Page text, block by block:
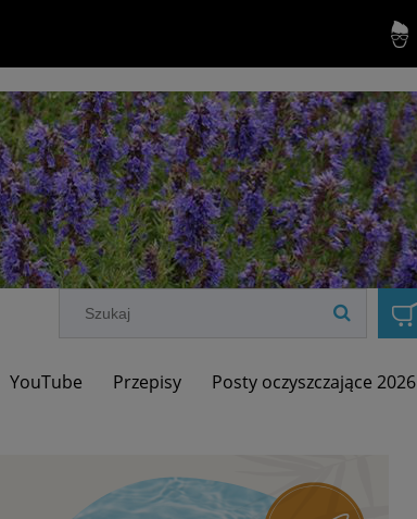
YouTube Przepisy Posty oczyszczające 2026